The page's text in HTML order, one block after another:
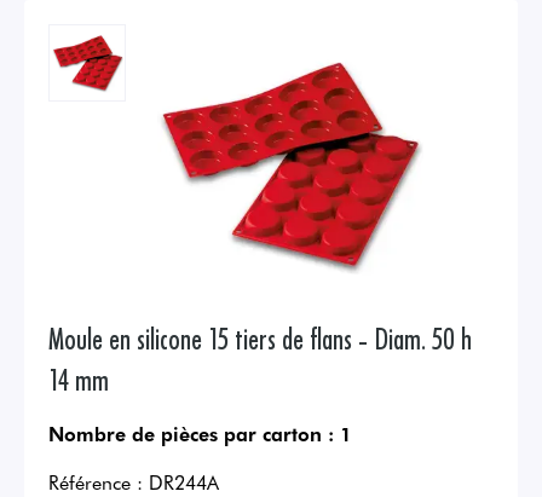
Moule en silicone 15 tiers de flans - Diam. 50 h
14 mm
Nombre de pièces par carton : 1
Référence : DR244A